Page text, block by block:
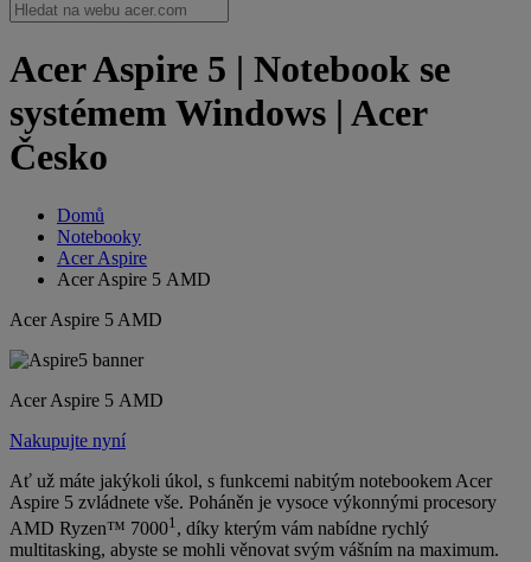
Acer Aspire 5 | Notebook se
systémem Windows | Acer
Česko
Domů
Notebooky
Acer Aspire
Acer Aspire 5 AMD
Acer Aspire 5 AMD
Acer Aspire 5 AMD
Nakupujte nyní
Ať už máte jakýkoli úkol, s funkcemi nabitým notebookem Acer
Aspire 5 zvládnete vše. Poháněn je vysoce výkonnými procesory
AMD Ryzen™ 70001 , díky kterým vám nabídne rychlý
multitasking, abyste se mohli věnovat svým vášním na maximum.